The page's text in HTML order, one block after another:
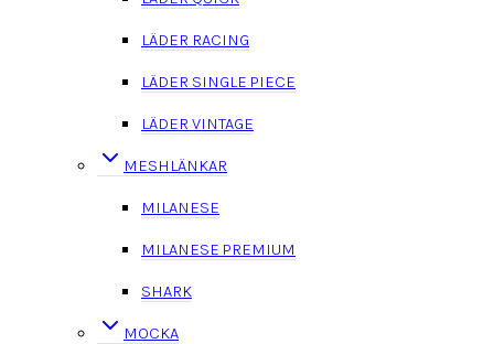
LÄDER RACING
LÄDER SINGLE PIECE
LÄDER VINTAGE
MESHLÄNKAR
MILANESE
MILANESE PREMIUM
SHARK
MOCKA